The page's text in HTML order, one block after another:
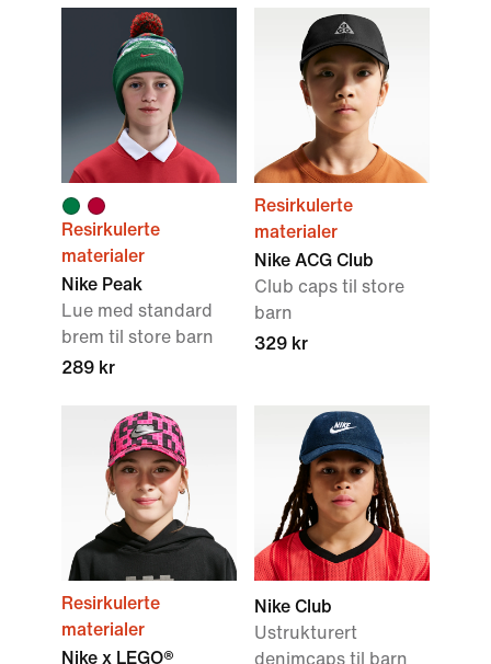
Resirkulerte
materialer
Nike Peak
Lue med standard
brem til store barn
289 kr
Resirkulerte
materialer
Nike ACG Club
Club caps til store
barn
329 kr
Resirkulerte
materialer
Nike x LEGO®
Nike Club
Ustrukturert
denimcaps til barn